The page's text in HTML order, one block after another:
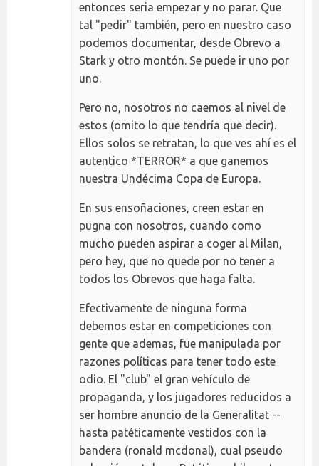
entonces seria empezar y no parar. Que
tal "pedir" también, pero en nuestro caso
podemos documentar, desde Obrevo a
Stark y otro montón. Se puede ir uno por
uno.
Pero no, nosotros no caemos al nivel de
estos (omito lo que tendría que decir).
Ellos solos se retratan, lo que ves ahí es el
autentico *TERROR* a que ganemos
nuestra Undécima Copa de Europa.
En sus ensoñaciones, creen estar en
pugna con nosotros, cuando como
mucho pueden aspirar a coger al Milan,
pero hey, que no quede por no tener a
todos los Obrevos que haga falta.
Efectivamente de ninguna forma
debemos estar en competiciones con
gente que ademas, fue manipulada por
razones políticas para tener todo este
odio. El "club" el gran vehículo de
propaganda, y los jugadores reducidos a
ser hombre anuncio de la Generalitat --
hasta patéticamente vestidos con la
bandera (ronald mcdonal), cual pseudo